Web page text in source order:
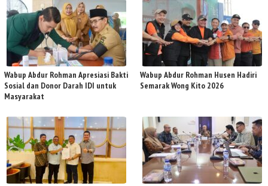
Wabup Abdur Rohman Apresiasi Bakti
Sosial dan Donor Darah IDI untuk
Masyarakat
Wabup Abdur Rohman Husen Hadiri
Semarak Wong Kito 2026